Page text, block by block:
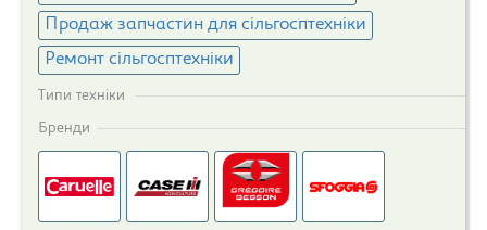
Продаж запчастин для сільгосптехніки
Ремонт сільгосптехніки
Типи техніки
Бренди